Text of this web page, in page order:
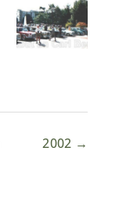
2002 →